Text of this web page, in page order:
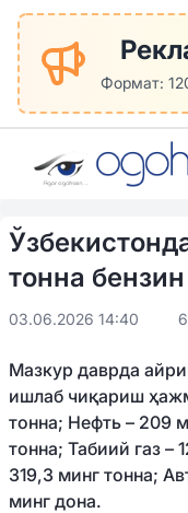
Формат:
тонна
03.06.2026 14:40
Мазкур даврда
ишлаб чиқариш
тонна; Нефть – 209
тонна; Табиий газ –
319,3 минг тонна;
минг дона.